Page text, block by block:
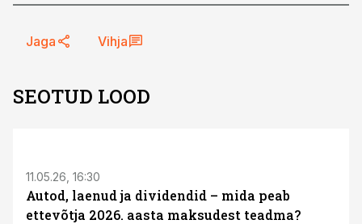
Jaga Vihja
SEOTUD LOOD
11.05.26, 16:30
Autod, laenud ja dividendid – mida peab
ettevõtja 2026. aasta maksudest teadma?